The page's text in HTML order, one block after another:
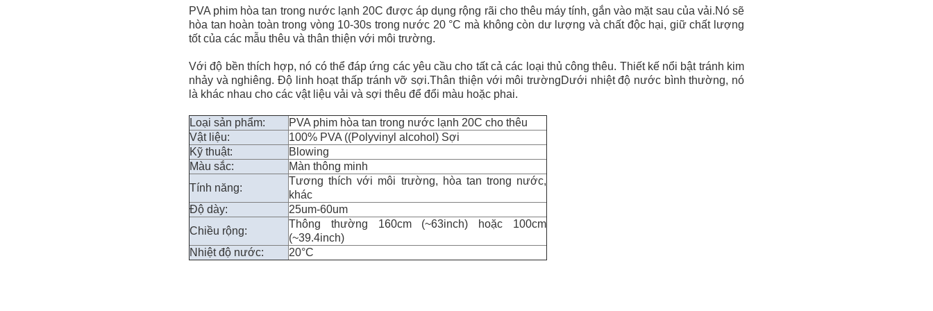
PVA phim hòa tan trong nước lạnh 20C được áp dụng rộng rãi cho thêu máy tính, gắn vào mặt sau của vải.Nó sẽ
hòa tan hoàn toàn trong vòng 10-30s trong nước 20 °C mà không còn dư lượng và chất độc hại, giữ chất lượng
tốt của các mẫu thêu và thân thiện với môi trường.
Với độ bền thích hợp, nó có thể đáp ứng các yêu cầu cho tất cả các loại thủ công thêu. Thiết kế nổi bật tránh kim
nhảy và nghiêng. Độ linh hoạt thấp tránh vỡ sợi.Thân thiện với môi trườngDưới nhiệt độ nước bình thường, nó
là khác nhau cho các vật liệu vải và sợi thêu để đổi màu hoặc phai.
Loại sản phẩm:
PVA phim hòa tan trong nước lạnh 20C cho thêu
Vật liệu:
100% PVA ((Polyvinyl alcohol) Sợi
Kỹ thuật:
Blowing
Màu sắc:
Màn thông minh
Tính năng:
Tương thích với môi trường, hòa tan trong nước,
khác
Độ dày:
25um-60um
Chiều rộng:
Thông thường 160cm (~63inch) hoặc 100cm
(~39.4inch)
Nhiệt độ nước:
20°C